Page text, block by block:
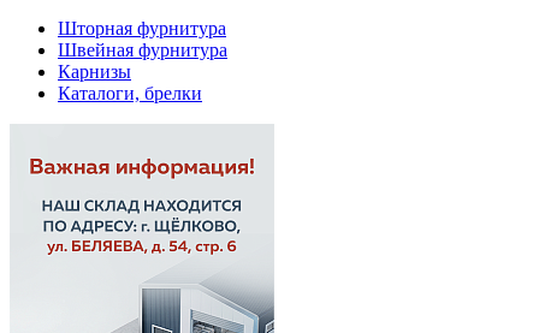
Шторная фурнитура
Швейная фурнитура
Карнизы
Каталоги, брелки